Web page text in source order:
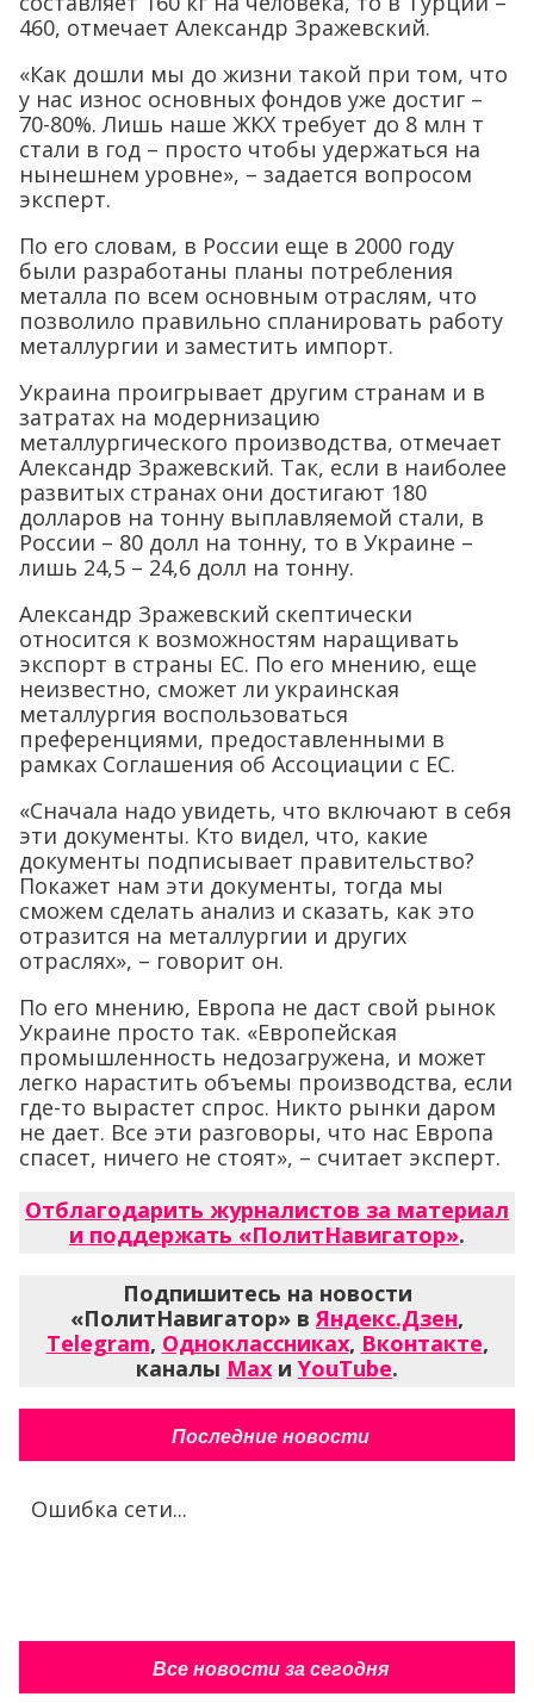
460, отмечает Александр Зражевский.
«Как дошли мы до жизни такой при том, что
у нас износ основных фондов уже достиг –
70-80%. Лишь наше ЖКХ требует до 8 млн т
стали в год – просто чтобы удержаться на
нынешнем уровне», – задается вопросом
эксперт.
По его словам, в России еще в 2000 году
были разработаны планы потребления
металла по всем основным отраслям, что
позволило правильно спланировать работу
металлургии и заместить импорт.
Украина проигрывает другим странам и в
затратах на модернизацию
металлургического производства, отмечает
Александр Зражевский. Так, если в наиболее
развитых странах они достигают 180
долларов на тонну выплавляемой стали, в
России – 80 долл на тонну, то в Украине –
лишь 24,5 – 24,6 долл на тонну.
Александр Зражевский скептически
относится к возможностям наращивать
экспорт в страны ЕС. По его мнению, еще
неизвестно, сможет ли украинская
металлургия воспользоваться
преференциями, предоставленными в
рамках Соглашения об Ассоциации с ЕС.
«Сначала надо увидеть, что включают в себя
эти документы. Кто видел, что, какие
документы подписывает правительство?
Покажет нам эти документы, тогда мы
сможем сделать анализ и сказать, как это
отразится на металлургии и других
отраслях», – говорит он.
По его мнению, Европа не даст свой рынок
Украине просто так. «Европейская
промышленность недозагружена, и может
легко нарастить объемы производства, если
где-то вырастет спрос. Никто рынки даром
не дает. Все эти разговоры, что нас Европа
спасет, ничего не стоят», – считает эксперт.
Отблагодарить журналистов за материал
и поддержать «ПолитНавигатор».
Подпишитесь на новости
«ПолитНавигатор» вЯндекс.Дзен,
Telegram, Одноклассниках, Вконтакте,
каналы Max и YouTube.
Последние новости
Ошибка сети...
Все новости за сегодня